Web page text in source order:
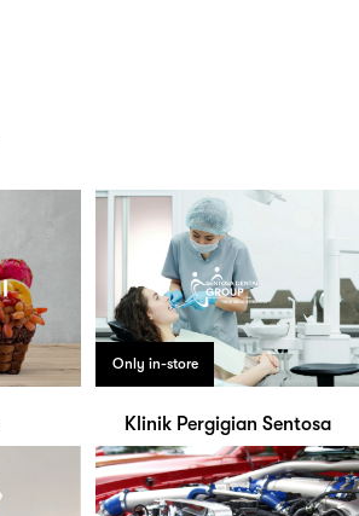
Only in-store
Klinik Pergigian Sentosa